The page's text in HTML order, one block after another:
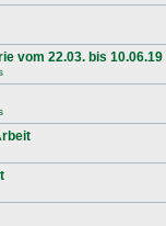
vom 22.03. bis 10.06.19